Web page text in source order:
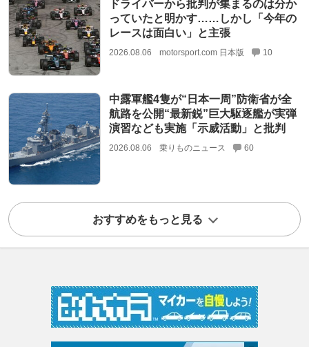
ドライバーから批判が集まるのは分か
っていたと明かす……しかし「今年の
レースは面白い」と主張
2026.08.06 motorsport.com 日本版 10
中露軍艦4隻が“日本一周”防衛省が全
航路を公開“最新鋭”巨大駆逐艦が実弾
演習なども実施「示威活動」と批判
2026.08.06 乗りものニュース 60
おすすめをもっと見る